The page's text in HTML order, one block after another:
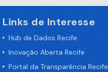
Links de Interesse
Hub de Dados Recife
Inovação Aberta Recife
Portal da Transparência Recife